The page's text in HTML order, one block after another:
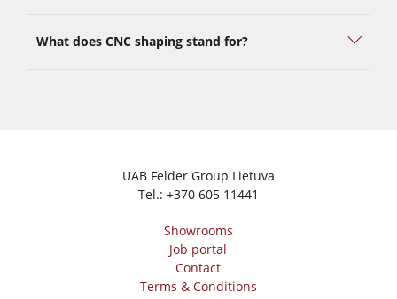
What does CNC shaping stand for?
UAB Felder Group Lietuva
Tel.: +370 605 11441
Showrooms
Job portal
Contact
Terms & Conditions